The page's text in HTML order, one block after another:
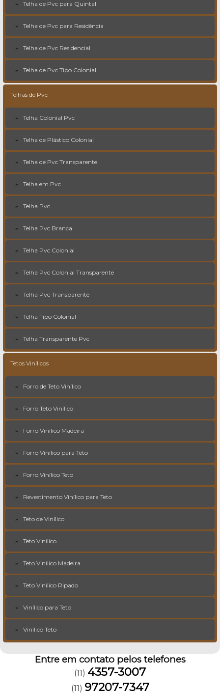
Telha de Pvc para Quintal
Telha de Pvc para Residência
Telha de Pvc Residencial
Telha de Pvc Tipo Colonial
Telhas de Pvc
Telha Colonial Pvc
Telha de Plástico Colonial
Telha de Pvc Transparente
Telha em Pvc
Telha Pvc
Telha Pvc Branca
Telha Pvc Colonial
Telha Pvc Colonial Transparente
Telha Pvc Transparente
Telha Tipo Colonial
Telha Transparente Pvc
Tetos Vinílicos
Forro de Teto Vinílico
Forro Teto Vinílico
Forro Vinílico Madeira
Forro Vinílico para Teto
Forro Vinílico Teto
Revestimento Vinílico para Teto
Teto de Vinílico
Teto Vinílico
Teto Vinílico Madeira
Teto Vinílico Ripado
Vinílico para Teto
Vinílico Teto
Entre em contato pelos telefones
(11) 4357-3007
(11) 97207-7347